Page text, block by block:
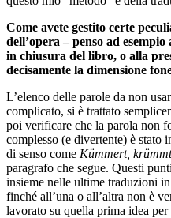
Come avete gestito certe
dell’opera – penso ad
in chiusura del libro, o alla
decisamente la dimensione
L’elenco delle parole da non
complicato, si è trattato
poi verificare che la parola non
complesso (e divertente) è stato
di senso come Kümmert,
paragrafo che segue. Questi
insieme nelle ultime traduzioni
finché all’una o all’altra non è
lavorato su quella prima idea